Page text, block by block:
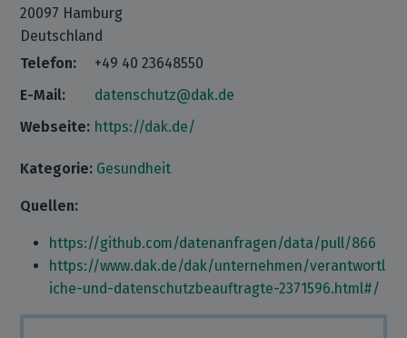
20097 Hamburg
Deutschland
Telefon:
+49 40 23648550
E-Mail:
datenschutz@dak.de
Webseite: https://dak.de/
Kategorie: Gesundheit
Quellen:
https://github.com/datenanfragen/data/pull/866
https://www.dak.de/dak/unternehmen/verantwortl
iche-und-datenschutzbeauftragte-2371596.html#/